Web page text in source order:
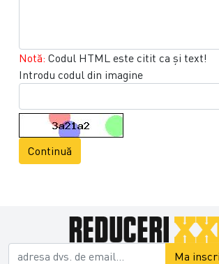
Notă: Codul HTML este citit ca şi text!
Introdu codul din imagine
Continuă
Ma